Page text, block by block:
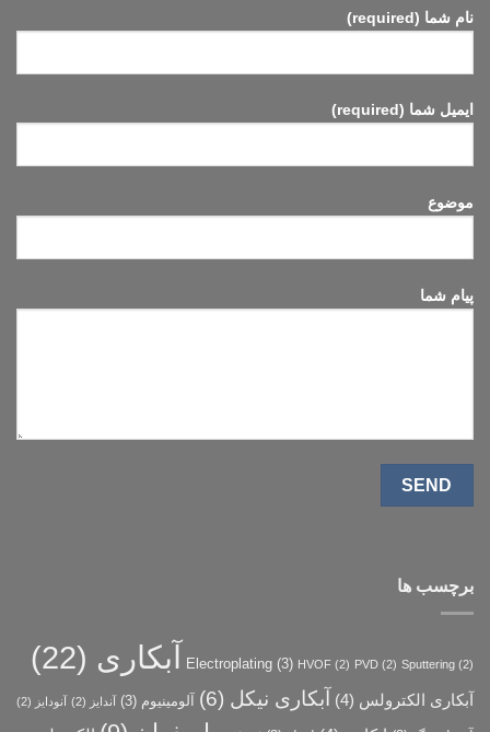
آبکاری
می‌شود؟
نام شما (required)
ایمیل شما (required)
موضوع
پیام شما
برچسب ها
Electroplating (3) HVOF (2) PVD (2) Sputtering (2) آبکاری (22)
آبکاری الکترولس (4) آبکاری نیکل (6) آلومینیوم (3) آندایز (2) آنودایز (2)